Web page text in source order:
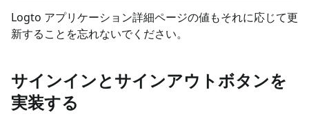
Logto アプリケーション詳細ページの値もそれに応じて更
新することを忘れないでください。
サインインとサインアウトボタンを
実装する